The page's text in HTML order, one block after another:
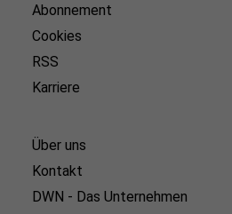
Abonnement
Cookies
RSS
Karriere
Über uns
Kontakt
DWN - Das Unternehmen